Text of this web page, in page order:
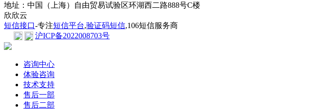
地址：中国（上海）自由贸易试验区环湖西二路888号C楼
欣欣云
短信接口-专注短信平台,验证码短信,106短信服务商
沪ICP备2022008703号
咨询中心
体验咨询
技术支持
售后一部
售后二部